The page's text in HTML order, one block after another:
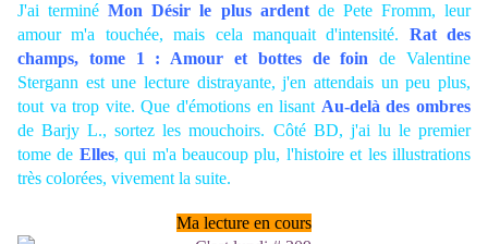
J'ai terminéMon Désir le plus ardentde Pete Fromm, leur
amour m'a touchée, mais cela manquait d'intensité. Rat des
champs, tome 1 : Amour et bottes de foin de Valentine
Stergann est une lecture distrayante, j'en attendais un peu plus,
tout va trop vite. Que d'émotions en lisant Au-delà des ombres
de Barjy L., sortez les mouchoirs. Côté BD, j'ai lu le premier
tome de Elles, qui m'a beaucoup plu, l'histoire et les illustrations
très colorées, vivement la suite.
Ma lecture en cours